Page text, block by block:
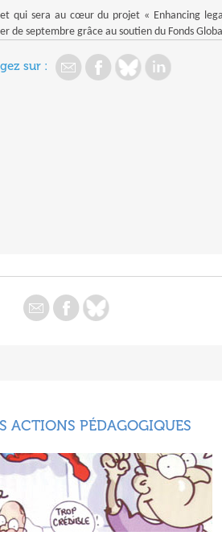
qui sera au cœur du projet « Enhancing
de septembre grâce au soutien du Fonds
sur :
ACTIONS PÉDAGOGIQUES